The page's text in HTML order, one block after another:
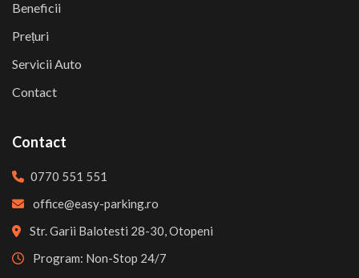
Beneficii
Prețuri
Servicii Auto
Contact
Contact
0770 551 551
office@easy-parking.ro
Str. Garii Balotesti 28-30, Otopeni
Program: Non-Stop 24/7